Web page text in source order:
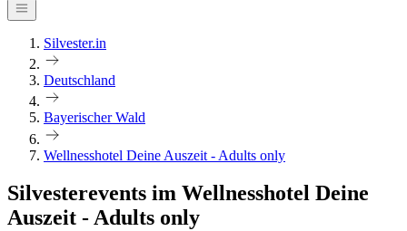
Silvester.in
Deutschland
Bayerischer Wald
Wellnesshotel Deine Auszeit - Adults only
Silvesterevents im Wellnesshotel Deine
Auszeit - Adults only